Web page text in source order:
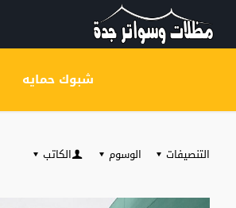
شبوك حمايه
التنصيفات الوسوم الكاتب